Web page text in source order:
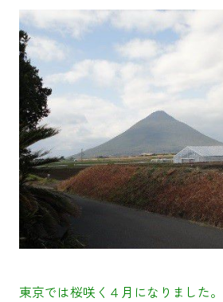
東京では桜咲く４月になりました